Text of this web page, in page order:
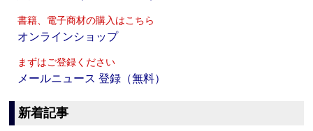
書籍、電子商材の購入はこちら
オンラインショップ
まずはご登録ください
メールニュース 登録（無料）
新着記事